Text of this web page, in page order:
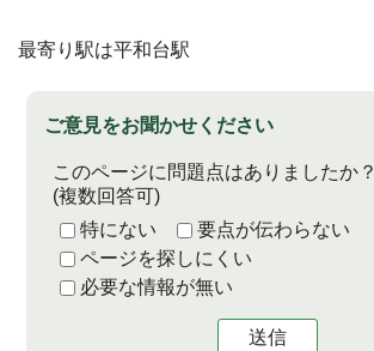
最寄り駅は平和台駅
ご意見をお聞かせください
このページに問題点はありましたか？
(複数回答可)
特にない
要点が伝わらない
ページを探しにくい
必要な情報が無い
送信